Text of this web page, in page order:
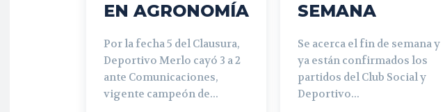
EN AGRONOMÍA
Por la fecha 5 del Clausura,
Deportivo Merlo cayó 3 a 2
ante Comunicaciones,
vigente campeón de...
SEMANA
Se acerca el fin de semana y
ya están confirmados los
partidos del Club Social y
Deportivo...